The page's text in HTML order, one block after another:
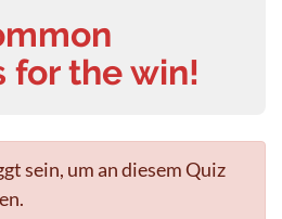
for the win!
sein, um an diesem Quiz